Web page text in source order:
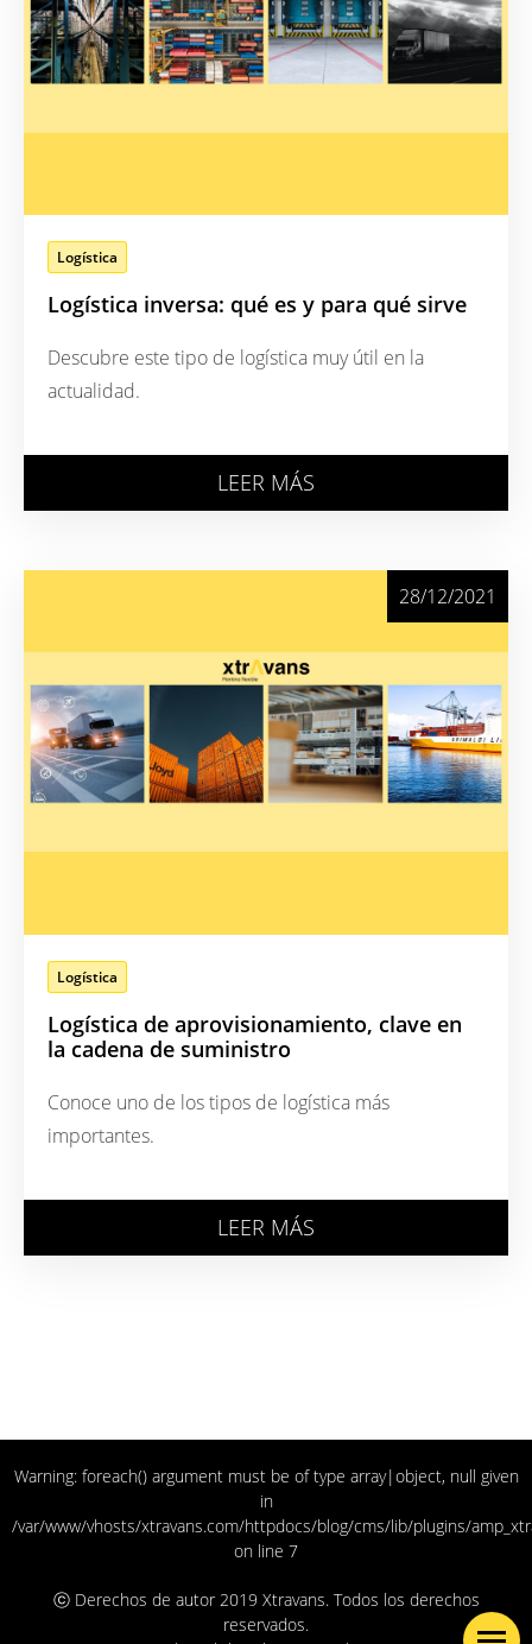
Logística
Logística inversa: qué es y para qué sirve
Descubre este tipo de logística muy útil en la
actualidad.
LEER MÁS
Logística
Logística de aprovisionamiento, clave en
la cadena de suministro
Conoce uno de los tipos de logística más
importantes.
28/12/2021
LEER MÁS
Warning: foreach() argument must be of type array|object, null given
in
/var/www/vhosts/xtravans.com/httpdocs/blog/cms/lib/plugins/
on line 7
ⓒ Derechos de autor 2019 Xtravans. Todos los derechos
reservados.